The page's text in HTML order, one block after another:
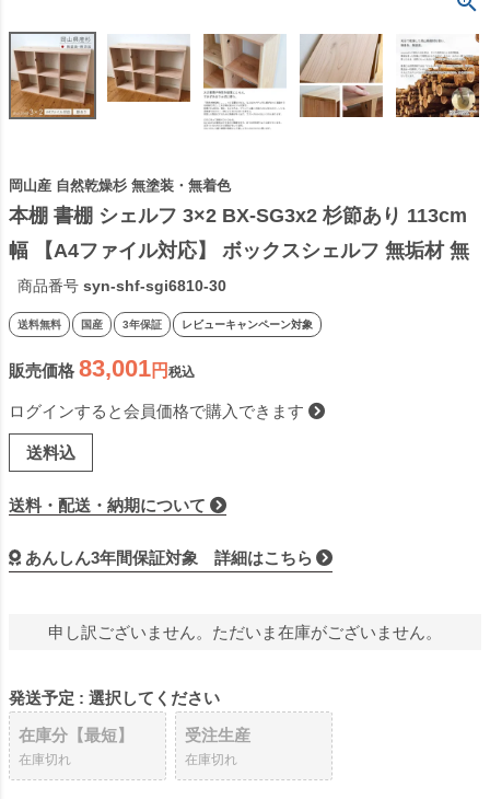
岡山産 自然乾燥杉 無塗装・無着色
本棚 書棚 シェルフ 3×2 BX-SG3x2 杉節あり 113cm
幅 【A4ファイル対応】 ボックスシェルフ 無垢材 無
塗装 sny work's 完成品 スギ シンプル ナチュラル 天
然木 木製 純国産材 日本製 シャイニーワークス【受
商品番号 syn-shf-sgi6810-30
送料無料 国産 3年保証 レビューキャンペーン対象
販売価格 83,001 税込
ログインすると会員価格で購入できます
送料込
送料・配送・納期について
あんしん3年間保証対象 詳細はこちら
申し訳ございません。ただいま在庫がございません。
発送予定
選択してください
在庫分【最短】
在庫切れ
受注生産
在庫切れ